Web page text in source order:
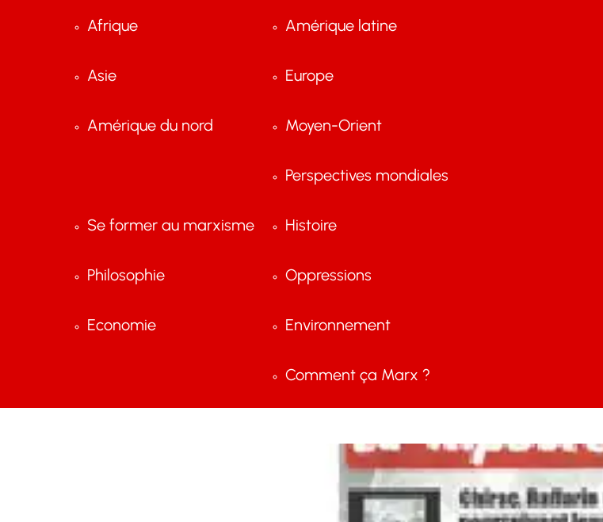
Afrique
Asie
Amérique du nord
Amérique latine
Europe
Moyen-Orient
Perspectives mondiales
Se former au marxisme
Philosophie
Economie
Histoire
Oppressions
Environnement
Comment ça Marx ?